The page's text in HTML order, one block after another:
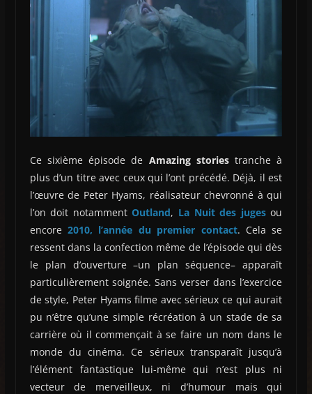
Ce sixième épisode de Amazing storiestranche à
plus d’un titre avec ceux qui l’ont précédé. Déjà, il est
l’œuvre de Peter Hyams, réalisateur chevronné à qui
l’on doit notammentOutland, La Nuit des jugesou
encore2010, l’année du premier contact. Cela se
ressent dans la confection même de l’épisode qui dès
le plan d’ouverture –un plan séquence– apparaît
particulièrement soignée. Sans verser dans l’exercice
de style, Peter Hyams filme avec sérieux ce qui aurait
pu n’être qu’une simple récréation à un stade de sa
carrière où il commençait à se faire un nom dans le
monde du cinéma. Ce sérieux transparaît jusqu’à
l’élément fantastique lui-même qui n’est plus ni
vecteur de merveilleux, ni d’humour mais qui